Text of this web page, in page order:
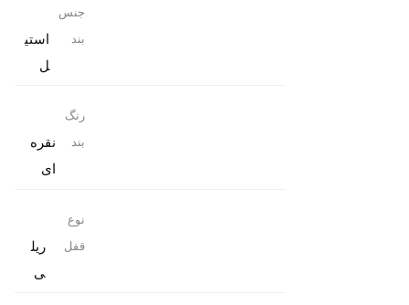
جنس
بند
استی
ل
رنگ
بند
نقره
ای
نوع
قفل
ریل
ی